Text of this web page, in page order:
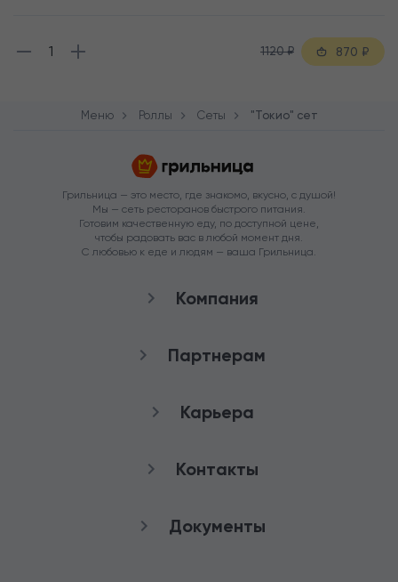
1 1120₽ 870 ₽
Меню Роллы Сеты "Токио" сет
Грильница — это место, где знакомо, вкусно, с душой!
Мы — сеть ресторанов быстрого питания.
Готовим качественную еду, по доступной цене,
чтобы радовать вас в любой момент дня.
С любовью к еде и людям — ваша Грильница.
Компания
Рестораны
Партнерам
Аренда
Карьера
качества
Контакты
8 (800) 100-82-90
Документы